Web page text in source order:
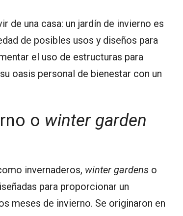
de una casa: un jardín de invierno es
de posibles usos y diseños para
el uso de estructuras para
oasis personal de bienestar con un
o winter garden
invernaderos, winter gardens o
para proporcionar un
meses de invierno. Se originaron en